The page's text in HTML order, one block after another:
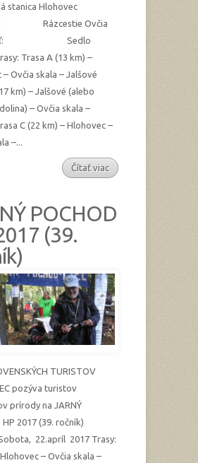
stanica Hlohovec
Rázcestie Ovčia
Cieľ: Sedlo
Trasa A (13 km) –
– Ovčia skala – Jalšové
km) – Jalšové (alebo
– Ovčia skala –
C (22 km) – Hlohovec –
–...
Čítať viac
POCHOD
(39.
TURISTOV
pozýva turistov
prírody na JARNÝ
HP 2017 (39. ročník)
22.apríl 2017 Trasy:
– Ovčia skala –